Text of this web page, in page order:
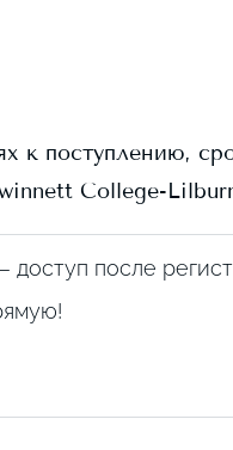
к поступлению,
College-
доступ после